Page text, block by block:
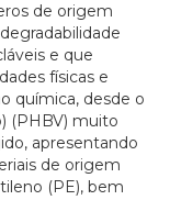
de origem
e que
físicas e
química, desde o
(PHBV) muito
apresentando
de origem
(PE), bem